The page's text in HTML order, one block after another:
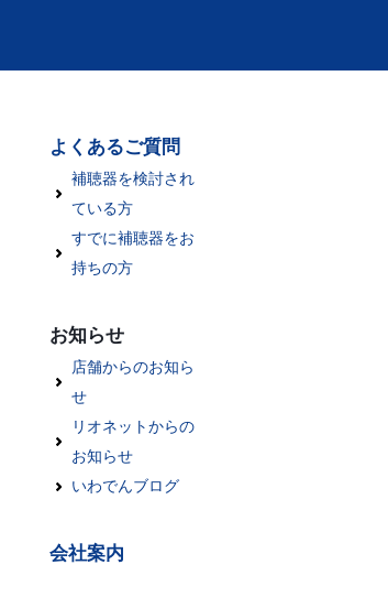
よくあるご質問
補聴器を検討され
ている方
すでに補聴器をお
持ちの方
お知らせ
店舗からのお知ら
せ
リオネットからの
お知らせ
いわでんブログ
会社案内